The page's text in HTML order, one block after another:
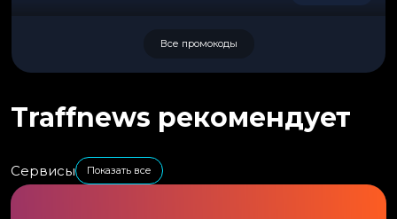
Все промокоды
Traffnews рекомендует
Сервисы Показать все